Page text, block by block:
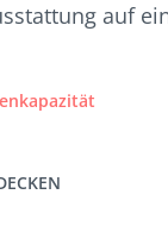
auf